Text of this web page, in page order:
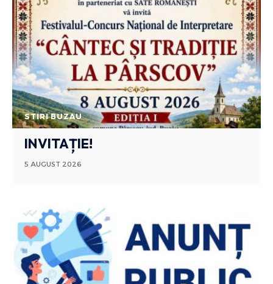
STIRI BUZAU
INVITAȚIE!
5 AUGUST 2026